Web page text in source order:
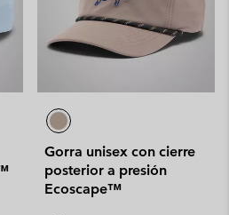
Gorra unisex con cierre
posterior a presión
Ecoscape™